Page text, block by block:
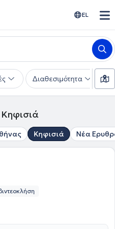
EL
Διαθεσιμότητα
Κηφισιά Νέα